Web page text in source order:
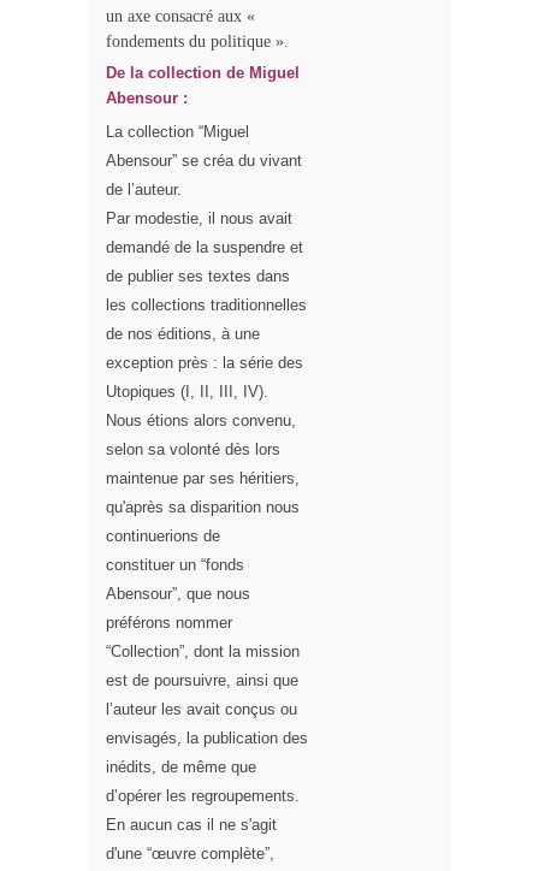
un axe consacré aux «
fondements du politique ».
De la collection de Miguel
Abensour :
La collection “Miguel
Abensour” se créa du vivant
de l’auteur.
Par modestie, il nous avait
demandé de la suspendre et
de publier ses textes dans
les collections traditionnelles
de nos éditions, à une
exception près : la série des
Utopiques (I, II, III, IV).
Nous étions alors convenu,
selon sa volonté dès lors
maintenue par ses héritiers,
qu'après sa disparition nous
continuerions de
constituer un “fonds
Abensour”, que nous
préférons nommer
“Collection”, dont la mission
est de poursuivre, ainsi que
l’auteur les avait conçus ou
envisagés, la publication des
inédits, de même que
d’opérer les regroupements.
En aucun cas il ne s'agit
d'une “œuvre complète”,